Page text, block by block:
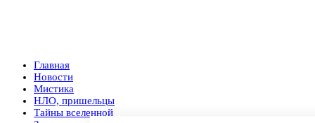
Главная
Новости
Мистика
НЛО, пришельцы
Тайны вселенной